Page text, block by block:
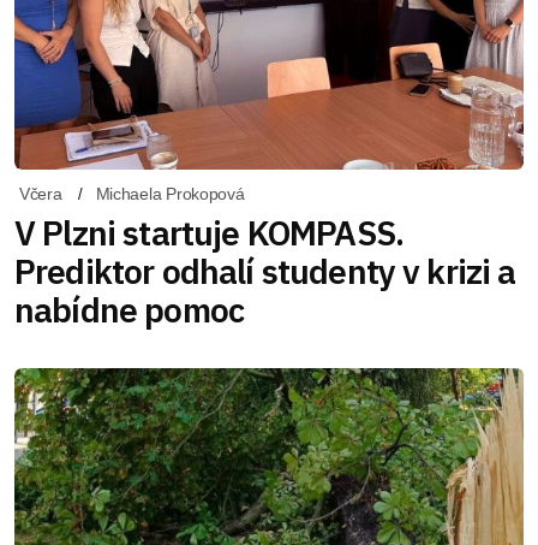
Včera Michaela Prokopová
V Plzni startuje KOMPASS.
Prediktor odhalí studenty v krizi a
nabídne pomoc